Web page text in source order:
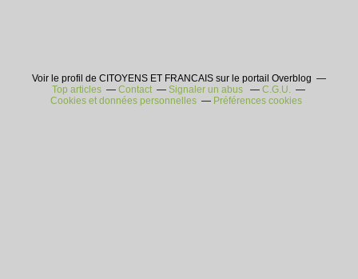
Voir le profil de CITOYENS ET FRANCAIS sur le portail Overblog
Top articles
Contact Signaler un abus
C.G.U.
Cookies et données personnelles
Préférences cookies